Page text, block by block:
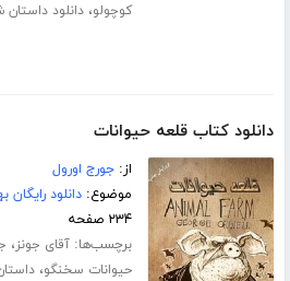
کوچولو،دانلود داستان
دانلود کتاب قلعه حیوانات
از:جورج اورول
موضوع:دانلود
۲۳۴ صفحه
برچسب‌ها:آقای جونز،
حیوانات سخنگو،